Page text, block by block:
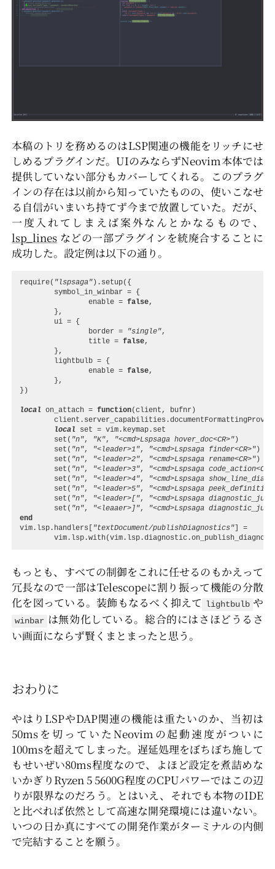
本稿のトリを務めるのはLSP関連の機能をリッチにせ
しめるプラグインだ。UIのみならずNeovim本体では
提供していない部分もカバーしてくれる。このプラグ
インの存在は以前から知っていたものの、使いこなせ
る自信がいまいち持てず今まで放置していた。だが、
一度入れてしまえば案外なんとかなるもので、
lsp_lines などの一部プラグインを統廃合することに
成功した。設定例は以下の通り。
require( "lspsaga"). setup({
symbol_in_winbar = {
enable = false,
},
ui = {
border = "single",
title = false,
},
lightbulb = {
enable = false,
},
})
local on_attach = function(client , bufnr )
client.server_capabilities .
local set = vim.keymap. set
set ( "n", "K", "<cmd>Lspsaga hover_doc<CR>")
set ( "n", "<leader>1", "<cmd>Lspsaga finder<CR>")
set ( "n", "<leader>2", "<cmd>Lspsaga rename<CR>")
set ( "n", "<leader>3",
"<cmd>Lspsaga
set ( "n", "<leader>4",
"<cmd>Lspsaga
set ( "n", "<leader>5",
"<cmd>Lspsaga
set ( "n", "<leader>[",
"<cmd>Lspsaga
set ( "n", "<leaaer>]",
"<cmd>Lspsaga
end
vim.lsp. handlers "textDocument/publishDiagnostics"]
=
vim.lsp.with(vim.lsp.
もっとも、すべての制御をこれに任せるのもかえって
冗長なので一部はTelescopeに割り振って機能の分散
化を図っている。装飾もなるべく抑えて lightbulb や
winbar は無効化している。総合的にはさほどうるさ
い画面にならず賢くまとまったと思う。
おわりに
やはりLSPやDAP関連の機能は重たいのか、当初は
50msを切っていたNeovimの起動速度がついに
100msを超えてしまった。遅延処理をぼちぼち施して
もせいぜい80ms程度なので、よほど設定を煮詰めな
いかぎりRyzen 5 5600G程度のCPUパワーではこの辺
りが限界なのだろう。とはいえ、それでも本物のIDE
と比べれば依然として高速な開発環境には違いない。
いつの日か真にすべての開発作業がターミナルの内側
で完結することを願う。